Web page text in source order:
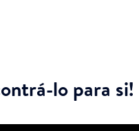
lo para si!